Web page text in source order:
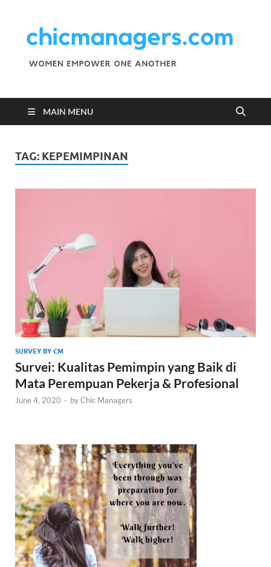
MAIN MENU
TAG: KEPEMIMPINAN
SURVEY BY CM
Survei: Kualitas Pemimpin yang Baik di
Mata Perempuan Pekerja & Profesional
June 4, 2020 - byChic Managers